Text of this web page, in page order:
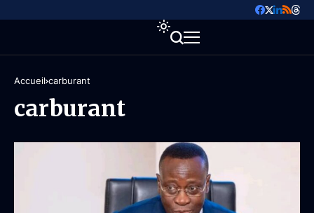
Accueil carburant
carburant